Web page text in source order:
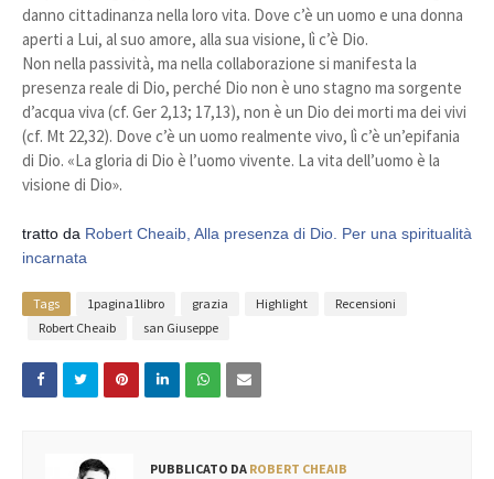
danno cittadinanza nella loro vita. Dove c’è un uomo e una donna
aperti a Lui, al suo amore, alla sua visione, lì c’è Dio.
Non nella passività, ma nella collaborazione si manifesta la
presenza reale di Dio, perché Dio non è uno stagno ma sorgente
d’acqua viva (cf. Ger 2,13; 17,13), non è un Dio dei morti ma dei vivi
(cf. Mt 22,32). Dove c’è un uomo realmente vivo, lì c’è un’epifania
di Dio. «La gloria di Dio è l’uomo vivente. La vita dell’uomo è la
visione di Dio».
tratto da Robert Cheaib, Alla presenza di Dio. Per una spiritualità
incarnata
Tags 1pagina1libro grazia Highlight
Recensioni
Robert Cheaib
san Giuseppe
PUBBLICATO DA ROBERT CHEAIB